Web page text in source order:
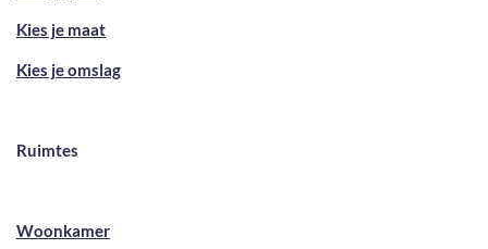
Kies je maat
Kies je omslag
Ruimtes
Woonkamer